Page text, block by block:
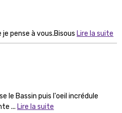
pense à vous.Bisous Lire la suite
le Bassin puis l'oeil incrédule
... Lire la suite